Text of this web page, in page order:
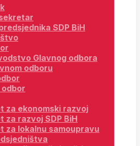
SDP BiH
Glavnog odbora
odboru
za ekonomski razvoj
za razvoj SDP BiH
za lokalnu samoupravu